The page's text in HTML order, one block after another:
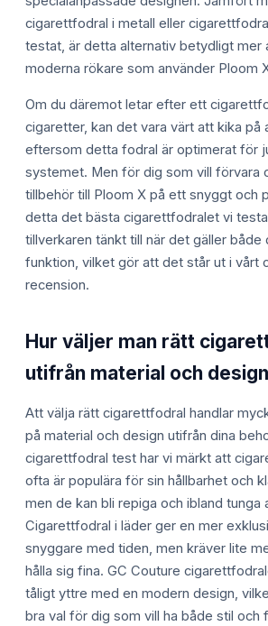
cigarettfodral i metall eller
testat, är detta alternativ betydligt mer
moderna rökare som använder Ploom
Om du däremot letar efter ett
cigaretter, kan det vara värt att kika på
eftersom detta fodral är optimerat för
systemet. Men för dig som vill förvara
tillbehör till Ploom X på ett snyggt och
detta det bästa cigarettfodralet vi
tillverkaren tänkt till när det gäller både
funktion, vilket gör att det står ut i vårt
recension.
Hur väljer man rätt
utifrån material och
Att välja rätt cigarettfodral handlar
på material och design utifrån dina
cigarettfodral test har vi märkt att
ofta är populära för sin hållbarhet och
men de kan bli repiga och ibland tunga
Cigarettfodral i läder ger en mer
snyggare med tiden, men kräver lite
hålla sig fina. GC Couture
tåligt yttre med en modern design,
bra val för dig som vill ha både stil och